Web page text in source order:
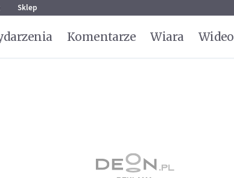
Sklep
Komentarze Wiara Wideo